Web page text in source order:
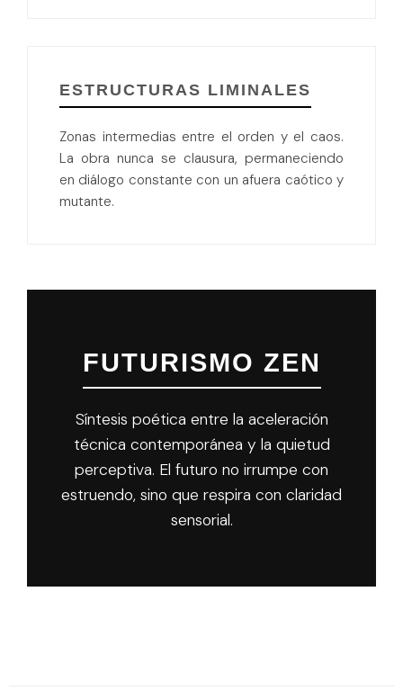
ESTRUCTURAS LIMINALES
Zonas intermedias entre el orden y el caos.
La obra nunca se clausura, permaneciendo
en diálogo constante con un afuera caótico y
mutante.
FUTURISMO ZEN
Síntesis poética entre la aceleración
técnica contemporánea y la quietud
perceptiva. El futuro no irrumpe con
estruendo, sino que respira con claridad
sensorial.